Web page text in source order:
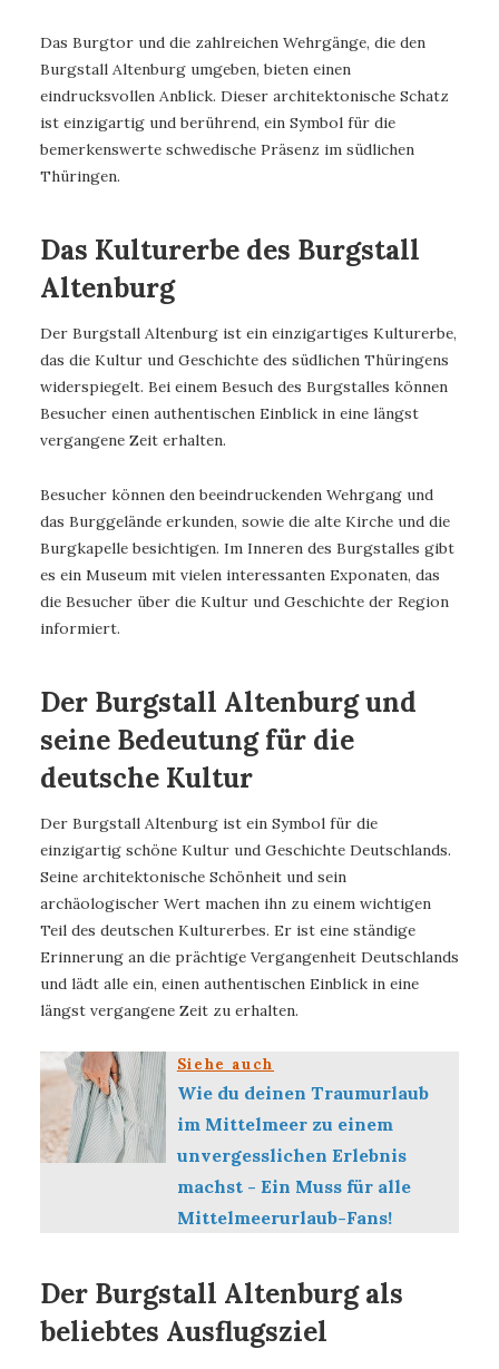
Das Burgtor und die zahlreichen Wehrgänge, die den
Burgstall Altenburg umgeben, bieten einen
eindrucksvollen Anblick. Dieser architektonische Schatz
ist einzigartig und berührend, ein Symbol für die
bemerkenswerte schwedische Präsenz im südlichen
Thüringen.
Das Kulturerbe des Burgstall
Altenburg
Der Burgstall Altenburg ist ein einzigartiges Kulturerbe,
das die Kultur und Geschichte des südlichen Thüringens
widerspiegelt. Bei einem Besuch des Burgstalles können
Besucher einen authentischen Einblick in eine längst
vergangene Zeit erhalten.
Besucher können den beeindruckenden Wehrgang und
das Burggelände erkunden, sowie die alte Kirche und die
Burgkapelle besichtigen. Im Inneren des Burgstalles gibt
es ein Museum mit vielen interessanten Exponaten, das
die Besucher über die Kultur und Geschichte der Region
informiert.
Der Burgstall Altenburg und
seine Bedeutung für die
deutsche Kultur
Der Burgstall Altenburg ist ein Symbol für die
einzigartig schöne Kultur und Geschichte Deutschlands.
Seine architektonische Schönheit und sein
archäologischer Wert machen ihn zu einem wichtigen
Teil des deutschen Kulturerbes. Er ist eine ständige
Erinnerung an die prächtige Vergangenheit Deutschlands
und lädt alle ein, einen authentischen Einblick in eine
längst vergangene Zeit zu erhalten.
Siehe auch
Wie du deinen Traumurlaub
im Mittelmeer zu einem
unvergesslichen Erlebnis
machst - Ein Muss für alle
Mittelmeerurlaub-Fans!
Der Burgstall Altenburg als
beliebtes Ausflugsziel